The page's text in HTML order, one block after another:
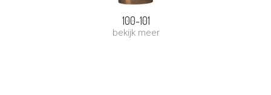
100-101
bekijk meer